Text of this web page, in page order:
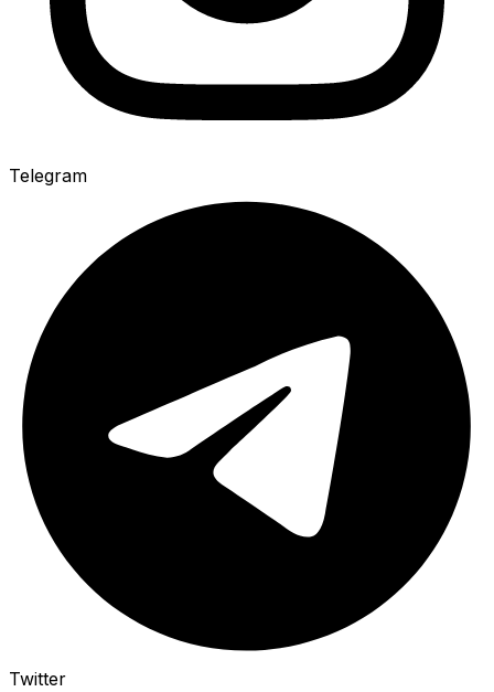
Telegram
Twitter